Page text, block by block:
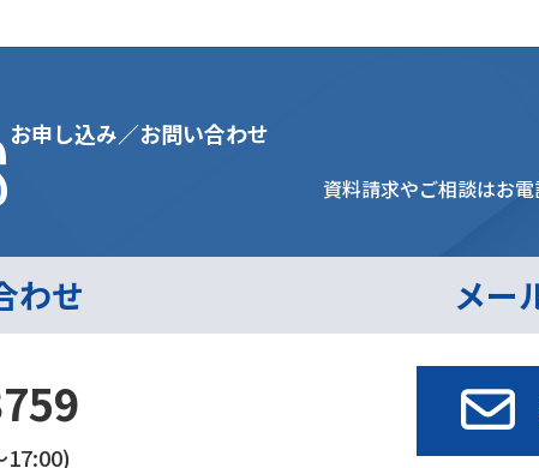
お申し込み／お問い合わせ
資料請求やご相談はお
わせ
17:00)
メー